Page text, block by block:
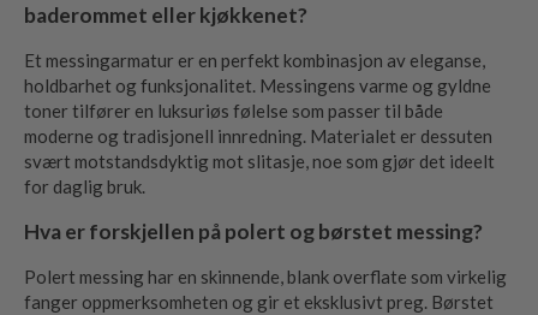
baderommet eller kjøkkenet?
Et messingarmatur er en perfekt kombinasjon av eleganse,
holdbarhet og funksjonalitet. Messingens varme og gyldne
toner tilfører en luksuriøs følelse som passer til både
moderne og tradisjonell innredning. Materialet er dessuten
svært motstandsdyktig mot slitasje, noe som gjør det ideelt
for daglig bruk.
Hva er forskjellen på polert og børstet messing?
Polert messing har en skinnende, blank overflate som virkelig
fanger oppmerksomheten og gir et eksklusivt preg. Børstet